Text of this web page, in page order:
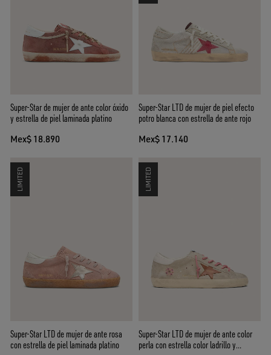
Super-Star de mujer de ante color óxido
y estrella de piel laminada platino
Mex$ 18.890
Super-Star LTD de mujer de piel efecto
potro blanca con estrella de ante rojo
Mex$ 17.140
LIMITED
Super-Star LTD de mujer de ante rosa
con estrella de piel laminada platino
LIMITED
Super-Star LTD de mujer de ante color
perla con estrella color ladrillo y